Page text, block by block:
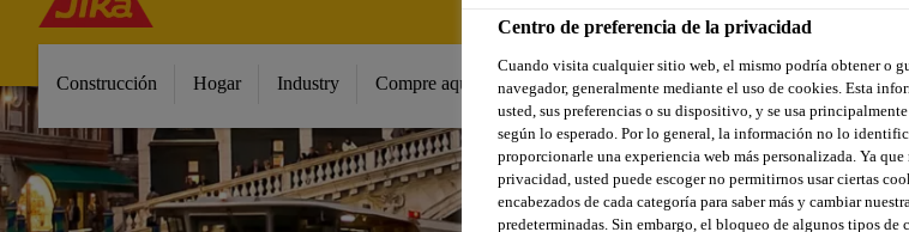
Construcción Hogar Industry Compre aquí Proyectos de Referencia Documentos
Centro de preferencia de la privacidad
Cuando visita cualquier sitio web, el mismo podría obtener o
navegador, generalmente mediante el uso de cookies. Esta
usted, sus preferencias o su dispositivo, y se usa
según lo esperado. Por lo general, la información no lo
proporcionarle una experiencia web más personalizada. Ya que
privacidad, usted puede escoger no permitirnos usar ciertas
encabezados de cada categoría para saber más y cambiar
predeterminadas. Sin embargo, el bloqueo de algunos tipos de